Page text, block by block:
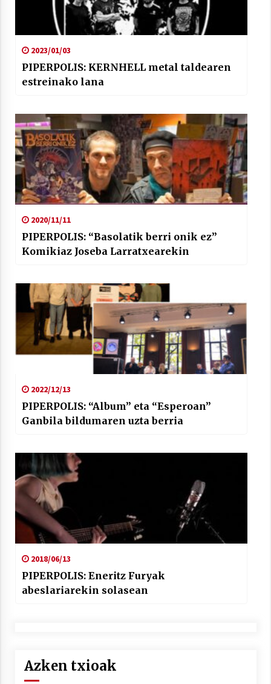
2023/01/03
PIPERPOLIS: KERNHELL metal taldearen
estreinako lana
2020/11/11
PIPERPOLIS: “Basolatik berri onik ez”
Komikiaz Joseba Larratxearekin
2022/12/13
PIPERPOLIS: “Album” eta “Esperoan”
Ganbila bildumaren uzta berria
2018/06/13
PIPERPOLIS: Eneritz Furyak
abeslariarekin solasean
Azken txioak